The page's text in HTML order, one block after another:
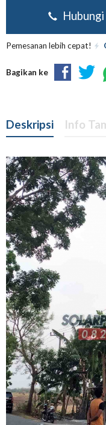
Pemesanan lebih cepat!
Bagikan ke
Deskripsi Info